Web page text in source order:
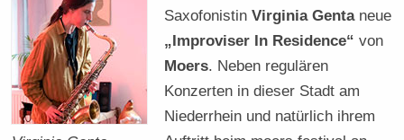
SaxofonistinVirginia Gentaneue
„Improviser In Residence“ von
Moers. Neben regulären
Konzerten in dieser Stadt am
Niederrhein und natürlich ihrem